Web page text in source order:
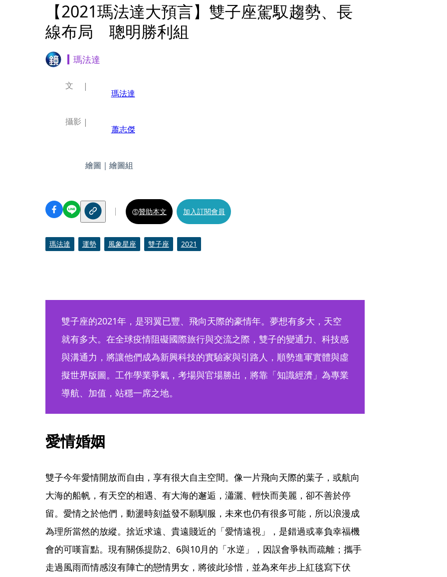
【2021瑪法達大預言】雙子座駕馭趨勢、長
線布局 聰明勝利組
瑪法達
文
瑪法達
攝影
蕭志傑
繪圖｜繪圖組
贊助本文 加入訂閱會員
瑪法達 運勢 風象星座 雙子座 2021
雙子座的2021年，是羽翼已豐、飛向天際的豪情年。夢想有多大，天空
就有多大。在全球疫情阻礙國際旅行與交流之際，雙子的變通力、科技感
與溝通力，將讓他們成為新興科技的實驗家與引路人，順勢進軍實體與虛
擬世界版圖。工作學業爭氣，考場與官場勝出，將靠「知識經濟」為專業
導航、加值，站穩一席之地。
愛情婚姻
雙子今年愛情開放而自由，享有很大自主空間。像一片飛向天際的葉子，或航向
大海的船帆，有天空的相遇、有大海的邂逅，瀟灑、輕快而美麗，卻不善於停
留。愛情之於他們，動盪時刻益發不願馴服，未來也仍有很多可能，所以浪漫成
為理所當然的放縱。捨近求遠、貴遠賤近的「愛情遠視」，是錯過或辜負幸福機
會的可嘆盲點。現有關係提防2、6與10月的「水逆」，因誤會爭執而疏離；攜手
走過風雨而情感沒有陣亡的戀情男女，將彼此珍惜，並為來年步上紅毯寫下伏